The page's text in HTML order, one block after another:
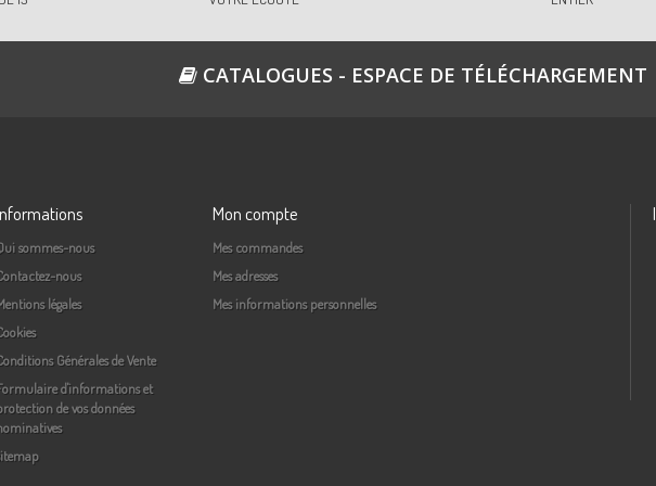
CATALOGUES - ESPACE DE TÉLÉCHARGEMENT
sommes-nous
nous
légales
Générales de Vente
d'informations et
de vos données
Mon compte
Mes commandes
Mes adresses
Mes informations personnelles